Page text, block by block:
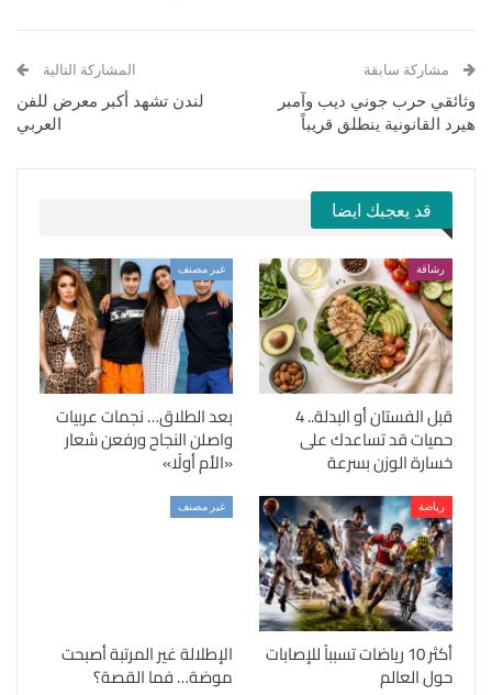
مشاركة سابقة
وثائقي حرب جوني ديب وآمبر
هيرد القانونية ينطلق قريباً
المشاركة التالية
لندن تشهد أكبر معرض للفن
العربي
قد يعجبك ايضا
رشاقة
قبل الفستان أو البدلة.. 4
حميات قد تساعدك على
خسارة الوزن بسرعة
غير مصنف
بعد الطلاق… نجمات عربيات
واصلن النجاح ورفعن شعار
«الأم أولًا»
رياضة
أكثر 10 رياضات تسبباً للإصابات
حول العالم
غير مصنف
الإطلالة غير المرتبة أصبحت
موضة… فما القصة؟